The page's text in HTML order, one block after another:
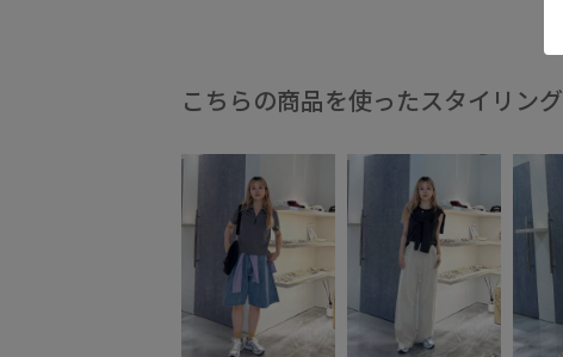
こちらの商品を使ったスタイリング